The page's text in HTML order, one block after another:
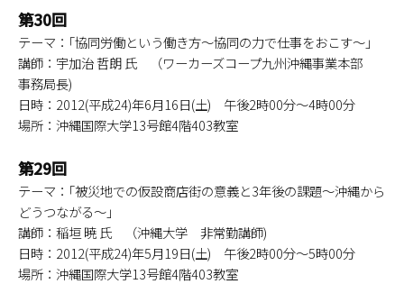
第30回
テーマ：｢協同労働という働き方～協同の力で仕事をおこす～｣
講師：宇加治 哲朗 氏 （ワーカーズコープ九州沖縄事業本部
事務局長)
日時：2012(平成24)年6月16日(土) 午後2時00分～4時00分
場所：沖縄国際大学13号館4階403教室
第29回
テーマ：｢被災地での仮設商店街の意義と3年後の課題～沖縄から
どうつながる～｣
講師：稲垣 暁 氏 （沖縄大学 非常勤講師)
日時：2012(平成24)年5月19日(土) 午後2時00分～5時00分
場所：沖縄国際大学13号館4階403教室